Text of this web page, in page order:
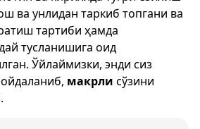
ва унлидан таркиб топгани ва
тартиби ҳамда
тусланишига оид
Ўйлаймизки, энди сиз
макрли сўзини